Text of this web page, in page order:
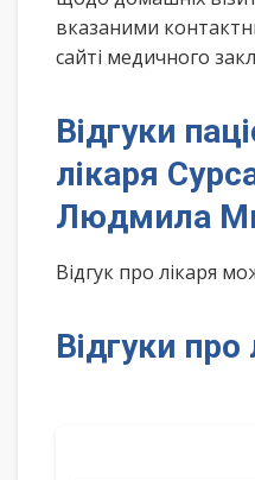
вказаними
сайті медичного
Відгуки
лікаря
Людмила
Відгук про лікаря
Відгуки про